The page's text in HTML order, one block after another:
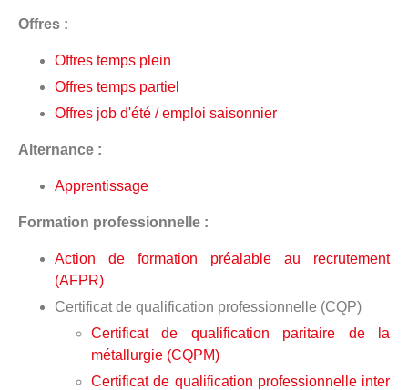
Offres :
Offres temps plein
Offres temps partiel
Offres job d'été / emploi saisonnier
Alternance :
Apprentissage
Formation professionnelle :
Action de formation préalable au recrutement
(AFPR)
Certificat de qualification professionnelle (CQP)
Certificat de qualification paritaire de la
métallurgie (CQPM)
Certificat de qualification professionnelle inter